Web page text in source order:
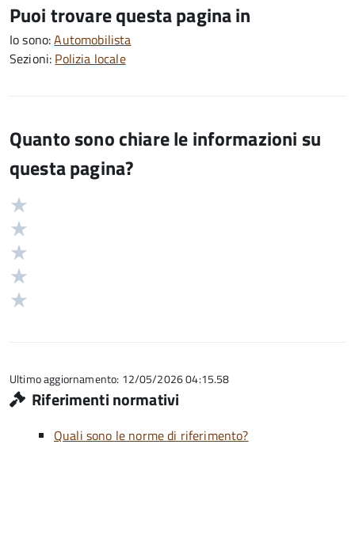
Puoi trovare questa pagina in
Io sono:Automobilista
Sezioni: Polizia locale
Quanto sono chiare le informazioni su
questa pagina?
Valutazione
5
Ultimo aggiornamento: 12/05/2026 04:15.58
Riferimenti normativi
Quali sono le norme di riferimento?